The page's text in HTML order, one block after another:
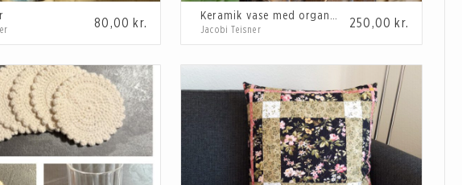
80,00 kr.
Keramik vase med organiske former
250,00 kr.
Jacobi Teisner